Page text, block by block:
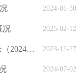
2024-01-30
2025-02-12
况
2023-12-27
重点新材料首批次应用示范指导目录（2024年版）发布
2024-07-02